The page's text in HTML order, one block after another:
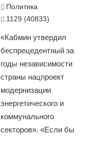
Политика
1129 (40833)
«Кабмин утвердил
беспрецедентный за
годы независимости
страны нацпроект
модернизации
энергетического и
коммунального
секторов». «Если бы